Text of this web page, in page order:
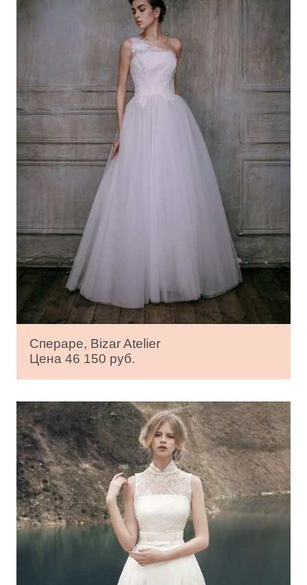
Спераре, Bizar Atelier
Цена 46 150 руб.